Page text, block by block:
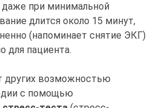
при минимальной
длится около 15 минут,
(напоминает снятие ЭКГ)
для пациента.
других возможностью
с помощью